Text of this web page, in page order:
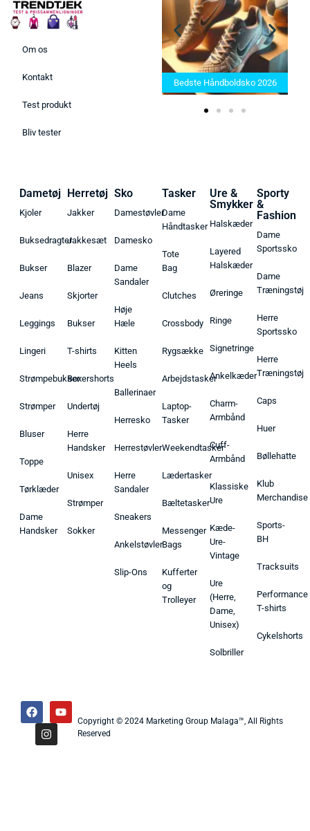
Om os
Kontakt
Test produkt
Bliv tester
Bedste Saunatæppe 2025 –
Find de bedste produkter her!
Bedste Håndboldsko 2026
Dametøj
Kjoler
Buksedragter
Bukser
Jeans
Leggings
Lingeri
Strømpebukser
Strømper
Bluser
Toppe
Tørklæder
Dame
Handsker
Herretøj
Jakker
Jakkesæt
Blazer
Skjorter
Bukser
T-shirts
Boxershorts
Undertøj
Herre
Handsker
Unisex
Strømper
Sokker
Sko
Damestøvler
Damesko
Dame
Sandaler
Høje
Hæle
Kitten
Heels
Ballerinaer
Herresko
Herrestøvler
Herre
Sandaler
Sneakers
Ankelstøvler
Slip-Ons
Tasker
Dame
Håndtasker
Tote
Bag
Clutches
Crossbody
Rygsække
Arbejdstasker
Laptop-
Tasker
Weekendtasker
Lædertasker
Bæltetasker
Messenger
Bags
Kufferter
og
Trolleyer
Ure &
Smykker
Halskæder
Layered
Halskæder
Øreringe
Ringe
Signetringe
Ankelkæder
Charm-
Armbånd
Cuff-
Armbånd
Klassiske
Ure
Kæde-
Ure-
Vintage
Ure
(Herre,
Dame,
Unisex)
Solbriller
Sporty
&
Fashion
Dame
Sportssko
Dame
Træningstøj
Herre
Sportssko
Herre
Træningstøj
Caps
Huer
Bøllehatte
Klub
Merchandise
Sports-
BH
Tracksuits
Performance
T-shirts
Cykelshorts
Copyright © 2024 Marketing Group Malaga™, All Rights
Reserved